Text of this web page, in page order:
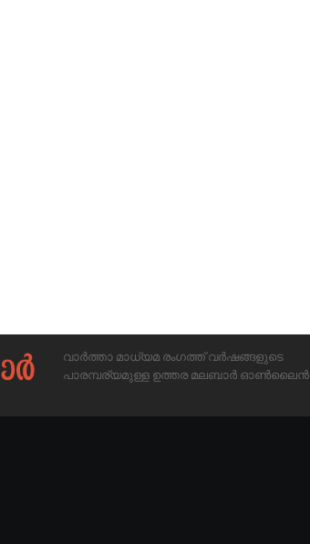
വാർത്താ മാധ്യമ രംഗത്ത് വർഷങ്ങളുടെ
പാരമ്പര്യമുള്ള ഉത്തര മലബാർ ഓൺലൈൻ